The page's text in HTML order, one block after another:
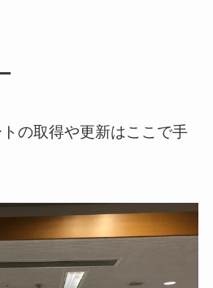
の取得や更新はここで手